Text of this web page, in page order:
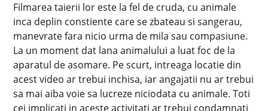
Filmarea taierii lor este la fel de cruda, cu animale
inca deplin constiente care se zbateau si sangerau,
manevrate fara nicio urma de mila sau compasiune.
La un moment dat lana animalului a luat foc de la
aparatul de asomare. Pe scurt, intreaga locatie din
acest video ar trebui inchisa, iar angajatii nu ar trebui
sa mai aiba voie sa lucreze niciodata cu animale. Toti
cei implicati in aceste activitati ar trebui condamnati